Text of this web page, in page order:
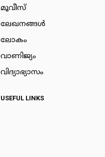
മൂവീസ്
ലേഖനങ്ങള്‍
ലോകം
വാണിജ്യം
വിദ്യാഭ്യാസം
USEFUL LINKS